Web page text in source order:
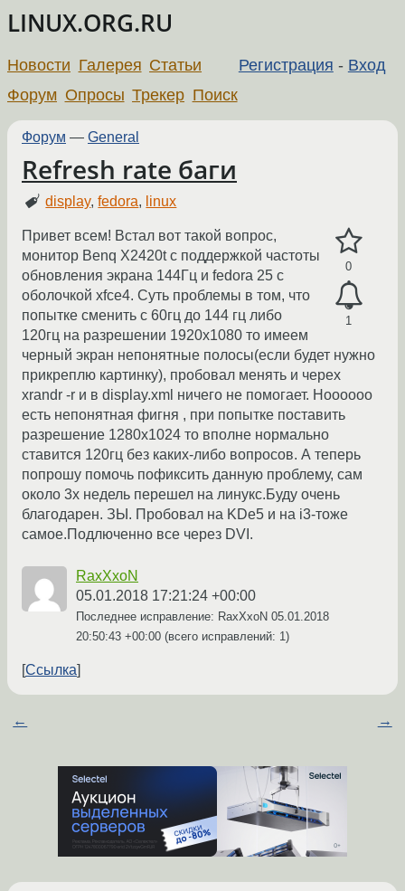
LINUX.ORG.RU
Регистрация - Вход
Новости Галерея Статьи
Форум Опросы Трекер Поиск
Форум — General
Refresh rate баги
display,fedora, linux
0
1
Привет всем! Встал вот такой вопрос,
монитор Benq X2420t с поддержкой частоты
обновления экрана 144Гц и fedora 25 c
оболочкой xfce4. Суть проблемы в том, что
попытке сменить с 60гц до 144 гц либо
120гц на разрешении 1920х1080 то имеем
черный экран непонятные полосы(если будет нужно
прикреплю картинку), пробовал менять и черех
xrandr -r и в display.xml ничего не помогает. Ноооооо
есть непонятная фигня , при попытке поставить
разрешение 1280х1024 то вполне нормально
ставится 120гц без каких-либо вопросов. А теперь
попрошу помочь пофиксить данную проблему, сам
около 3х недель перешел на линукс.Буду очень
благодарен. ЗЫ. Пробовал на KDe5 и на i3-тоже
самое.Подлюченно все через DVI.
RaxXxoN
05.01.2018 17:21:24 +00:00
Последнее исправление: RaxXxoN 05.01.2018
20:50:43 +00:00 (всего исправлений: 1)
Ссылка
← →